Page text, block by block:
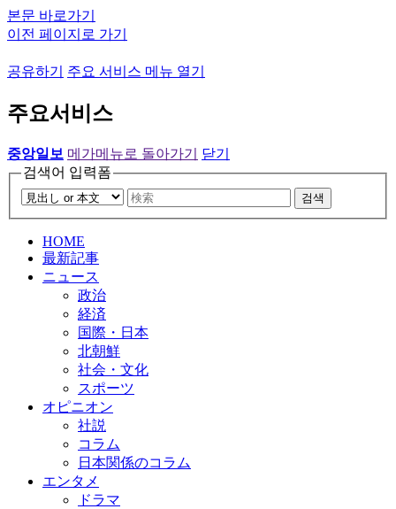
본문 바로가기
이전 페이지로 가기
공유하기 주요 서비스 메뉴 열기
주요서비스
중앙일보 메가메뉴로 돌아가기
닫기
검색어 입력폼
검색
HOME
最新記事
ニュース
政治
経済
国際・日本
北朝鮮
社会・文化
スポーツ
オピニオン
社説
コラム
日本関係のコラム
エンタメ
ドラマ